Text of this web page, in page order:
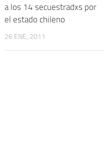
a los 14 secuestradxs por
el estado chileno
26 ENE, 2011